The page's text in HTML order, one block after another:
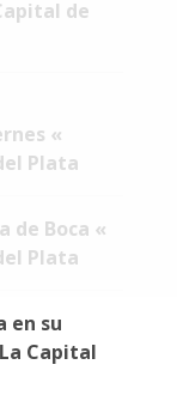
de
«
Plata
de Boca «
Plata
en su
Capital